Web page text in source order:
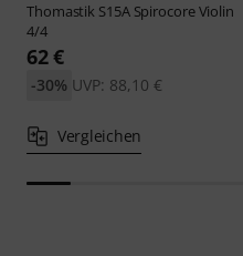
Thomastik S15A Spirocore Violin
4/4
62 €
UVP: 88,10 €
-30%
Vergleichen